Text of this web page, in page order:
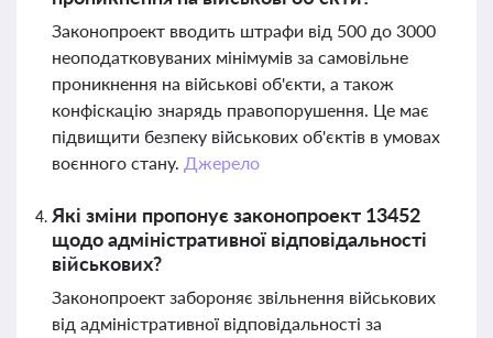
Законопроект вводить штрафи від 500 до 3000
неоподатковуваних мінімумів за самовільне
проникнення на військові об'єкти, а також
конфіскацію знарядь правопорушення. Це має
підвищити безпеку військових об'єктів в умовах
воєнного стану. Джерело
Які зміни пропонує законопроект 13452
щодо адміністративної відповідальності
військових?
Законопроект забороняє звільнення військових
від адміністративної відповідальності за